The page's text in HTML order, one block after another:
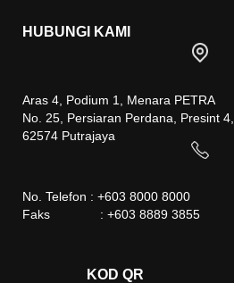
HUBUNGI KAMI
Aras 4, Podium 1, Menara PETRA
No. 25, Persiaran Perdana, Presint 4,
62574 Putrajaya
No. Telefon : +603 8000 8000
Faks : +603 8889 3855
KOD QR